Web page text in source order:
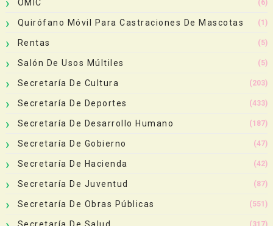
OMIC (6)
Quirófano Móvil Para Castraciones De Mascotas (1)
Rentas (5)
Salón De Usos Múltiles (5)
Secretaría De Cultura (203)
Secretaría De Deportes (433)
Secretaría De Desarrollo Humano (187)
Secretaría De Gobierno (47)
Secretaría De Hacienda (42)
Secretaría De Juventud (87)
Secretaría De Obras Públicas (551)
Secretaría De Salud (317)